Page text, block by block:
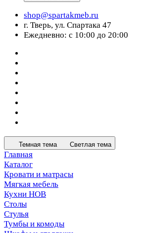
shop@spartakmeb.ru
г. Тверь, ул. Спартака 47
Ежедневно: с 10:00 до 20:00
Темная тема Светлая тема
Главная
Каталог
Кровати и матрасы
Мягкая мебель
Кухни НОВ
Столы
Стулья
Тумбы и комоды